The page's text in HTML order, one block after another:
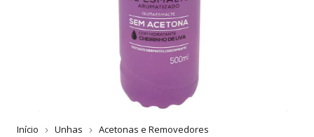
Início Unhas Acetonas e Removedores